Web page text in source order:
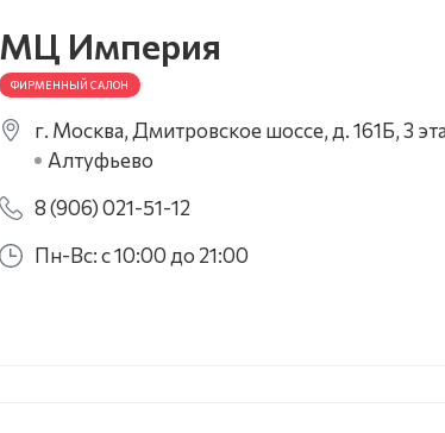
МЦ Империя
ФИРМЕННЫЙ САЛОН
г. Москва, Дмитровское шоссе, д. 161Б, 3
Алтуфьево
8 (906) 021-51-12
Пн-Вс: с 10:00 до 21:00